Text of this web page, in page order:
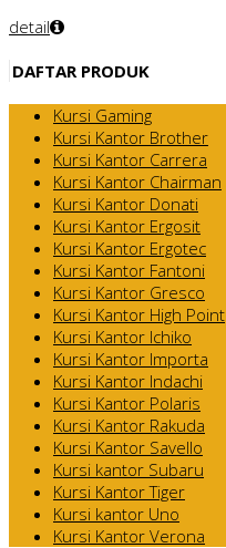
detail
DAFTAR PRODUK
Kursi Gaming
Kursi Kantor Brother
Kursi Kantor Carrera
Kursi Kantor Chairman
Kursi Kantor Donati
Kursi Kantor Ergosit
Kursi Kantor Ergotec
Kursi Kantor Fantoni
Kursi Kantor Gresco
Kursi Kantor High Point
Kursi Kantor Ichiko
Kursi Kantor Importa
Kursi Kantor Indachi
Kursi Kantor Polaris
Kursi Kantor Rakuda
Kursi Kantor Savello
Kursi kantor Subaru
Kursi Kantor Tiger
Kursi kantor Uno
Kursi Kantor Verona